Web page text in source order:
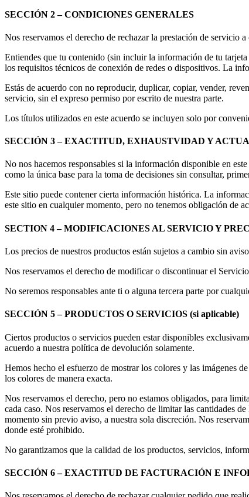
SECCIÓN 2 – CONDICIONES GENERALES
Nos reservamos el derecho de rechazar la prestación de
Entiendes que tu contenido (sin incluir la información de tu
los requisitos técnicos de conexión de redes o dispositivos. La
Estás de acuerdo con no reproducir, duplicar, copiar, vender,
servicio, sin el expreso permiso por escrito de nuestra parte.
Los títulos utilizados en este acuerdo se incluyen solo por
SECCIÓN 3 – EXACTITUD, EXHAUSTVIDAD Y
No nos hacemos responsables si la información disponible en
como la única base para la toma de decisiones sin consultar,
Este sitio puede contener cierta información histórica. La
este sitio en cualquier momento, pero no tenemos obligación de
SECTION 4 – MODIFICACIONES AL SERVICIO Y
Los precios de nuestros productos están sujetos a cambio sin
Nos reservamos el derecho de modificar o discontinuar el
No seremos responsables ante ti o alguna tercera parte por
SECCIÓN 5 – PRODUCTOS O SERVICIOS (si aplicable)
Ciertos productos o servicios pueden estar disponibles
acuerdo a nuestra política de devolución solamente.
Hemos hecho el esfuerzo de mostrar los colores y las imágenes
los colores de manera exacta.
Nos reservamos el derecho, pero no estamos obligados, para
cada caso. Nos reservamos el derecho de limitar las cantidades
momento sin previo aviso, a nuestra sola discreción. Nos
donde esté prohibido.
No garantizamos que la calidad de los productos, servicios,
SECCIÓN 6 – EXACTITUD DE FACTURACIÓN E